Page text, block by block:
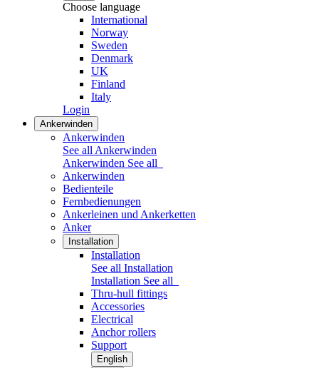
Choose language
International
Norway
Sweden
Denmark
UK
Finland
Italy
Login
Ankerwinden
Ankerwinden
See all Ankerwinden
Ankerwinden See all
Ankerwinden
Bedienteile
Fernbedienungen
Ankerleinen und Ankerketten
Anker
Installation
Installation
See all Installation
Installation See all
Thru-hull fittings
Accessories
Electrical
Anchor rollers
Support
English